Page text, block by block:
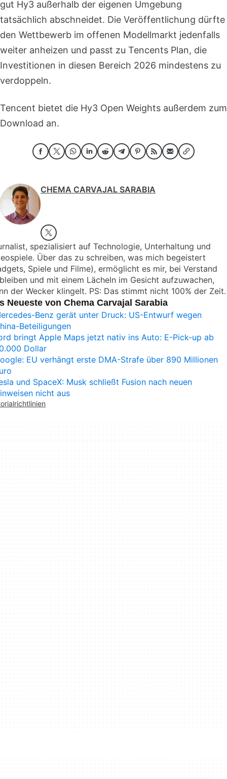
gut Hy3 außerhalb der eigenen Umgebung
tatsächlich abschneidet. Die Veröffentlichung dürfte
den Wettbewerb im offenen Modellmarkt jedenfalls
weiter anheizen und passt zu Tencents Plan, die
Investitionen in diesen Bereich 2026 mindestens zu
verdoppeln.
Tencent bietet die Hy3 Open Weights außerdem zum
Download an.
CHEMA CARVAJAL SARABIA
spezialisiert auf Technologie, Unterhaltung und
Über das zu schreiben, was mich begeistert
Spiele und Filme), ermöglicht es mir, bei Verstand
und mit einem Lächeln im Gesicht aufzuwachen,
der Wecker klingelt. PS: Das stimmt nicht 100% der Zeit.
Neueste von Chema Carvajal Sarabia
Benz gerät unter Druck: US-Entwurf wegen
Beteiligungen
bringt Apple Maps jetzt nativ ins Auto: E-Pick-up ab
Dollar
EU verhängt erste DMA-Strafe über 890 Millionen
und SpaceX: Musk schließt Fusion nach neuen
nicht aus